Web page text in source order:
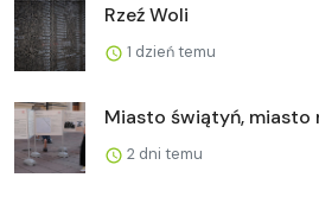
Rzeź Woli
1 dzień temu
Miasto świątyń, miasto
2 dni temu